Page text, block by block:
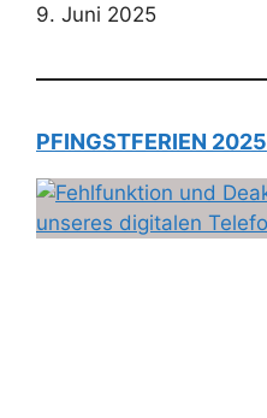
9. Juni 2025
PFINGSTFERIEN 2025